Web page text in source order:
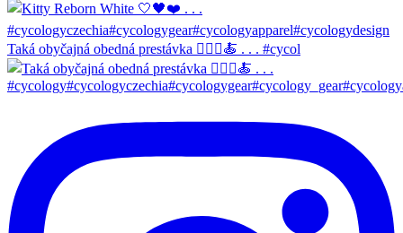
Taká obyčajná obedná prestávka 🚴🏼‍♀️🍝 . . . #cycol